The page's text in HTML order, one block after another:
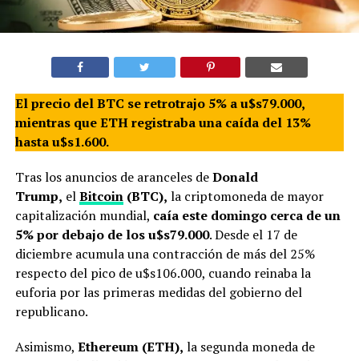
El precio del BTC se retrotrajo 5% a u$s79.000,
mientras que ETH registraba una caída del 13%
hasta u$s1.600.
Tras los anuncios de aranceles deDonald
Trump, elBitcoin(BTC), la criptomoneda de mayor
capitalización mundial, caía este domingo cerca de un
5% por debajo de los u$s79.000. Desde el 17 de
diciembre acumula una contracción de más del 25%
respecto del pico de u$s106.000, cuando reinaba la
euforia por las primeras medidas del gobierno del
republicano.
Asimismo, Ethereum (ETH), la segunda moneda de